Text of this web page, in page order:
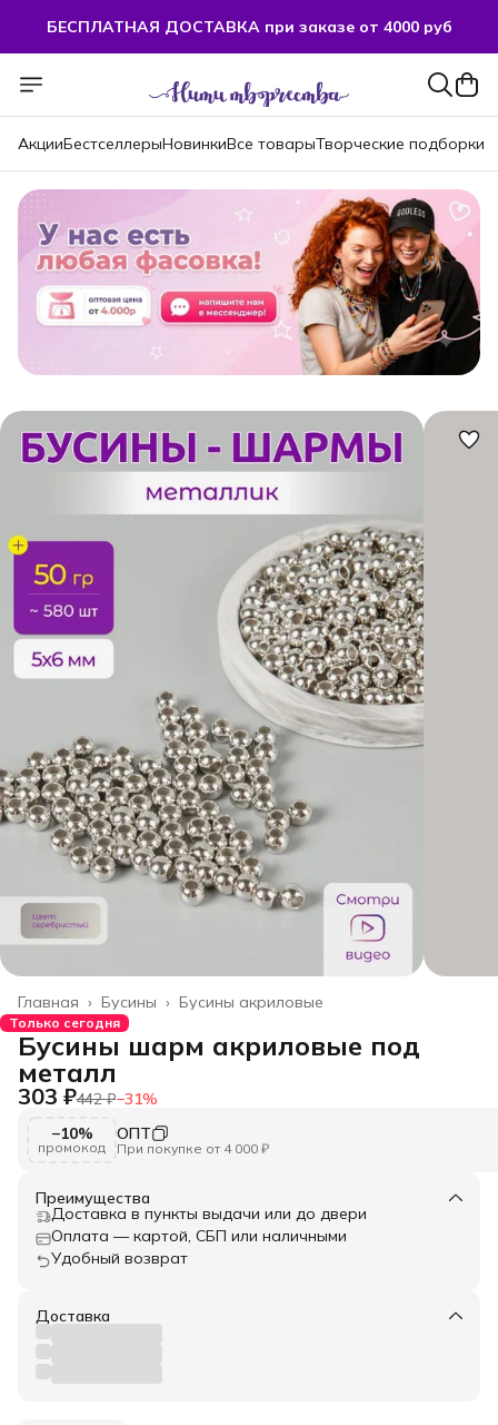
БЕСПЛАТНАЯ ДОСТАВКА при заказе от 4000 руб
БЕСПЛАТНАЯ ДОСТАВКА при заказе от 4000 руб
АкцииБестселлерыНовинкиВсе товарыТворческие подборки
Бусины акриловые
Бусины ›
Главная ›
Только сегодня
Бусины шарм акриловые под
металл
303 ₽442 ₽−31%
−10%
промокод
ОПТ
При покупке от 4 000 ₽
Преимущества
Доставка в пункты выдачи или до двери
Оплата — картой, СБП или наличными
Удобный возврат
Доставка